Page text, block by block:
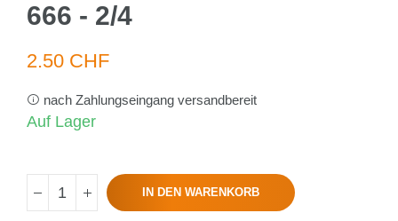
666 - 2/4
2.50 CHF
nach Zahlungseingang versandbereit
Auf Lager
IN DEN WARENKORB